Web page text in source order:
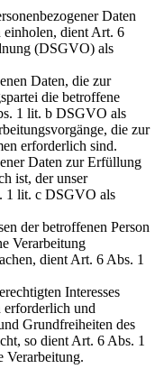
Daten
dient Art. 6
(DSGVO) als
Daten, die zur
die betroffene
1 lit. b DSGVO als
die zur
erforderlich sind.
Daten zur Erfüllung
ist, der unser
1 lit. c DSGVO als
der betroffenen Person
Verarbeitung
dient Art. 6 Abs. 1
Interesses
erforderlich und
Grundfreiheiten des
so dient Art. 6 Abs. 1
Verarbeitung.